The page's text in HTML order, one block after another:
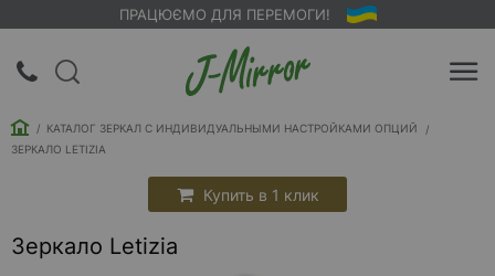
ПРАЦЮЄМО ДЛЯ ПЕРЕМОГИ!
КАТАЛОГ ЗЕРКАЛ С ИНДИВИДУАЛЬНЫМИ НАСТРОЙКАМИ ОПЦИЙ
ЗЕРКАЛО LETIZIA
Купить в 1 клик
Зеркало Letizia